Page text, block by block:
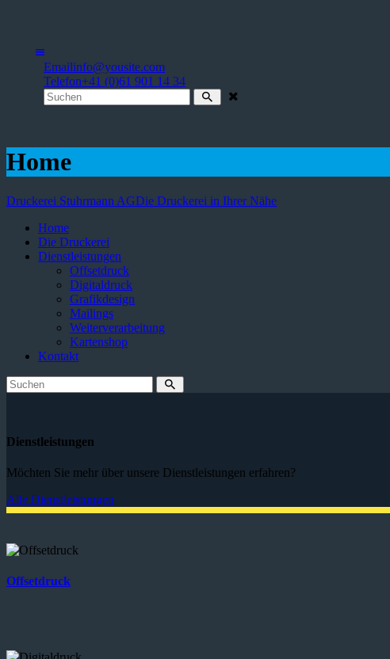
Emailinfo@yousite.com
Telefon+41 (0)61 901 14 34
Home
Druckerei Stuhrmann AGDie Druckerei in Ihrer Nähe
Home
Die Druckerei
Dienstleistungen
Offsetdruck
Digitaldruck
Grafikdesign
Mailings
Weiterverarbeitung
Kartenshop
Kontakt
Dienstleistungen
Möchten Sie mehr über unsere Dienstleistungen erfahren?
Alle Dienstleistungen
Offsetdruck